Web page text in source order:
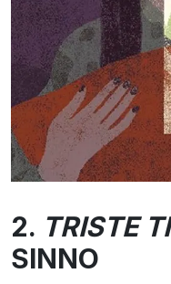
2. TRISTE
SINNO